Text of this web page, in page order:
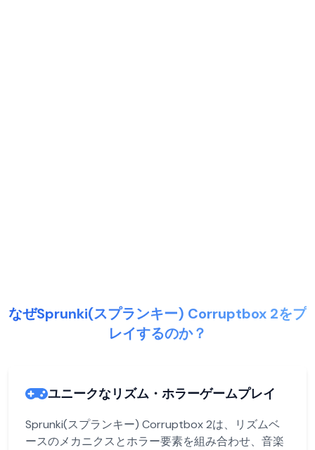
なぜSprunki(スプランキー) Corruptbox 2をプ
レイするのか？
ユニークなリズム・ホラーゲームプレイ
Sprunki(スプランキー) Corruptbox 2は、リズムベ
ースのメカニクスとホラー要素を組み合わせ、音楽